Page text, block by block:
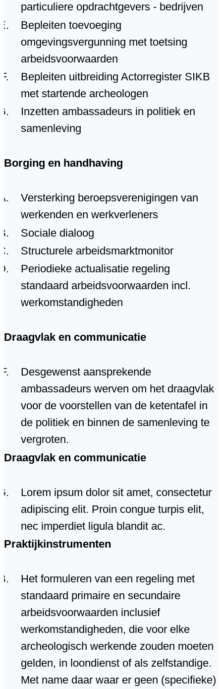
particuliere opdrachtgevers - bedrijven
Bepleiten toevoeging
omgevingsvergunning met toetsing
arbeidsvoorwaarden
Bepleiten uitbreiding Actorregister SIKB
met startende archeologen
Inzetten ambassadeurs in politiek en
samenleving
Borging en handhaving
Versterking beroepsverenigingen van
werkenden en werkverleners
Sociale dialoog
Structurele arbeidsmarktmonitor
Periodieke actualisatie regeling
standaard arbeidsvoorwaarden incl.
werkomstandigheden
Draagvlak en communicatie
Desgewenst aansprekende
ambassadeurs werven om het draagvlak
voor de voorstellen van de ketentafel in
de politiek en binnen de samenleving te
vergroten.
Draagvlak en communicatie
Lorem ipsum dolor sit amet, consectetur
adipiscing elit. Proin congue turpis elit,
nec imperdiet ligula blandit ac.
Praktijkinstrumenten
Het formuleren van een regeling met
standaard primaire en secundaire
arbeidsvoorwaarden inclusief
werkomstandigheden, die voor elke
archeologisch werkende zouden moeten
gelden, in loondienst of als zelfstandige.
Met name daar waar er geen (specifieke)